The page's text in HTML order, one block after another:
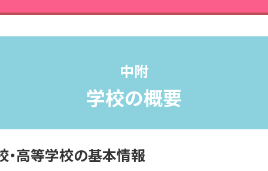
中附
学校の概要
高等学校の基本情報